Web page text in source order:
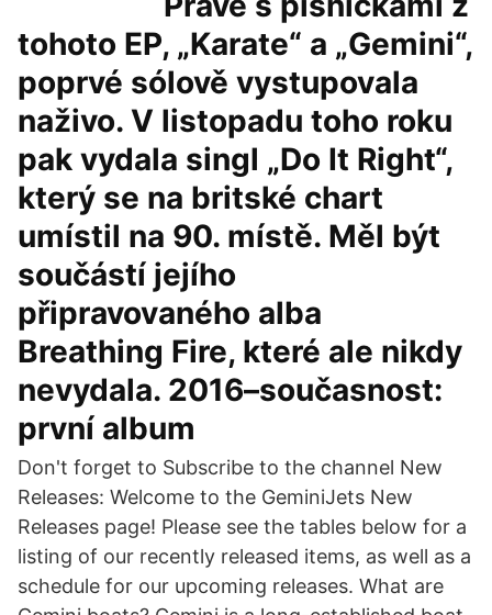
tohoto EP, „Karate“ a „Gemini“,
poprvé sólově vystupovala
naživo. V listopadu toho roku
pak vydala singl „Do It Right“,
který se na britské chart
umístil na 90. místě. Měl být
součástí jejího
připravovaného alba
Breathing Fire, které ale nikdy
nevydala. 2016–současnost:
první album
Don't forget to Subscribe to the channel New
Releases: Welcome to the GeminiJets New
Releases page! Please see the tables below for a
listing of our recently released items, as well as a
schedule for our upcoming releases. What are